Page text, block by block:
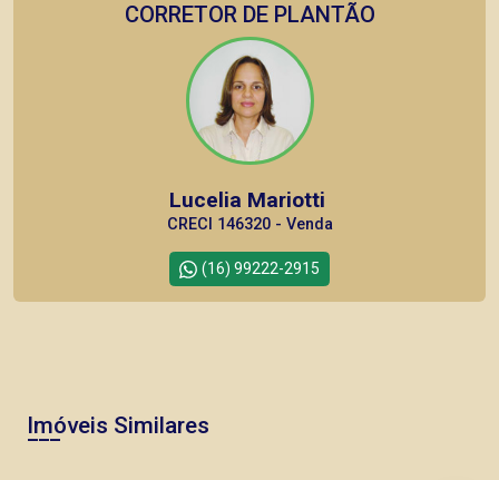
CORRETOR DE PLANTÃO
Lucelia Mariotti
CRECI 146320 - Venda
(16) 99222-2915
Imóveis Similares